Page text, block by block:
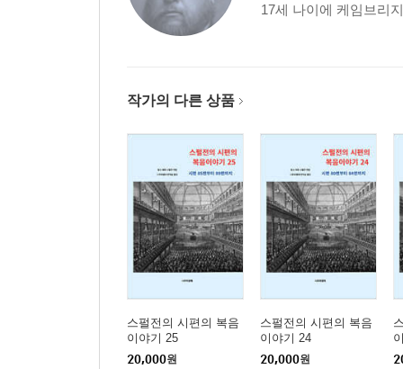
제9장 망하게 하였더라·대하
제10장 전심으로 행하는 생활·대하
제13장 동지들이여, 힘내라!·대하
제1장 큰 열심을 낼 선한 이유·스
느 헤 미 야
제1장 묵도·느
제2장 넓은 성벽·느 3:8…
제3장 왕의 동산·느
제4장 흙 무더기·느
17세 나이에 케임브리
작가의 다른 상품
스펄전의 시편의 복음
이야기 25
20,000원
스펄전의 시편의 복음
이야기 24
20,000원